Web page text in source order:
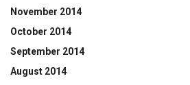
November 2014
October 2014
September 2014
August 2014